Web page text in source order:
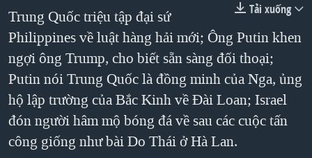
SỨC KHOẺ
VĂN HOÁ
THỂ THAO
TRỊNH VĨNH BÌNH - NGƯỜI HẠ 'BÊN THẮNG CUỘC'
GROUND ZERO – XƯA VÀ NAY
CHI PHÍ CHIẾN TRANH AFGHANISTAN
CÁC GIÁ TRỊ CỘNG HÒA Ở VIỆT NAM
THƯỢNG ĐỈNH TRUMP-KIM TẠI VIỆT NAM
TRỊNH VĨNH BÌNH VS. CHÍNH PHỦ VIỆT NAM
Ngôn ngữ khác
Tải xuống
Trung Quốc triệu tập đại sứ
Philippines về luật hàng hải mới; Ông Putin khen
ngợi ông Trump, cho biết sẵn sàng đối thoại;
Putin nói Trung Quốc là đồng minh của Nga, ủng
hộ lập trường của Bắc Kinh về Đài Loan; Israel
đón người hâm mộ bóng đá về sau các cuộc tấn
công giống như bài Do Thái ở Hà Lan.